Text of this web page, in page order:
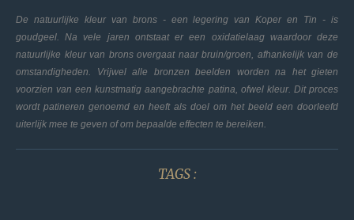
De natuurlijke kleur van brons - een legering van Koper en Tin - is
goudgeel. Na vele jaren ontstaat er een oxidatielaag waardoor deze
natuurlijke kleur van brons overgaat naar bruin/groen, afhankelijk van de
omstandigheden. Vrijwel alle bronzen beelden worden na het gieten
voorzien van een kunstmatig aangebrachte patina, ofwel kleur. Dit proces
wordt patineren genoemd en heeft als doel om het beeld een doorleefd
uiterlijk mee te geven of om bepaalde effecten te bereiken.
TAGS :